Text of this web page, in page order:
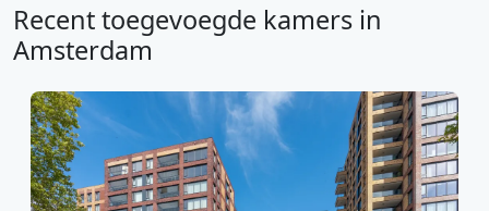
Recent toegevoegde kamers in
Amsterdam